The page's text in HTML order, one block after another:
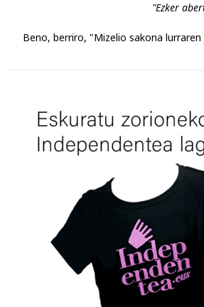
"Ezker
Beno, berriro, "Mizelio sakona